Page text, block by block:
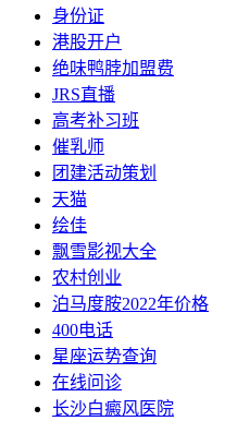
身份证
港股开户
绝味鸭脖加盟费
JRS直播
高考补习班
催乳师
团建活动策划
天猫
绘佳
飘雪影视大全
农村创业
泊马度胺2022年价格
400电话
星座运势查询
在线问诊
长沙白癜风医院